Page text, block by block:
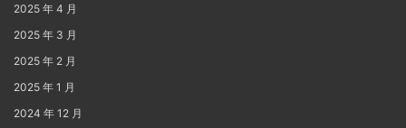
2025 年 4 月
2025 年 3 月
2025 年 2 月
2025 年 1 月
2024 年 12 月